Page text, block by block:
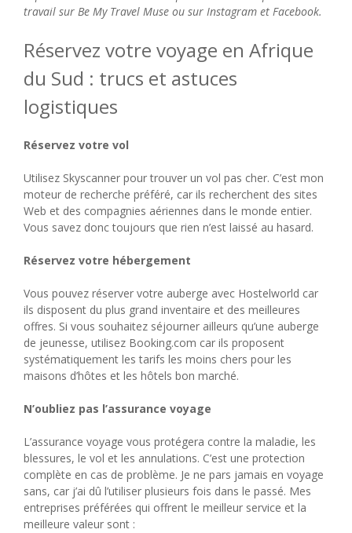
travail sur Be My Travel Muse ou sur Instagram et Facebook.
Réservez votre voyage en Afrique
du Sud : trucs et astuces
logistiques
Réservez votre vol
Utilisez Skyscanner pour trouver un vol pas cher. C’est mon
moteur de recherche préféré, car ils recherchent des sites
Web et des compagnies aériennes dans le monde entier.
Vous savez donc toujours que rien n’est laissé au hasard.
Réservez votre hébergement
Vous pouvez réserver votre auberge avec Hostelworld car
ils disposent du plus grand inventaire et des meilleures
offres. Si vous souhaitez séjourner ailleurs qu’une auberge
de jeunesse, utilisez Booking.com car ils proposent
systématiquement les tarifs les moins chers pour les
maisons d’hôtes et les hôtels bon marché.
N’oubliez pas l’assurance voyage
L’assurance voyage vous protégera contre la maladie, les
blessures, le vol et les annulations. C’est une protection
complète en cas de problème. Je ne pars jamais en voyage
sans, car j’ai dû l’utiliser plusieurs fois dans le passé. Mes
entreprises préférées qui offrent le meilleur service et la
meilleure valeur sont :